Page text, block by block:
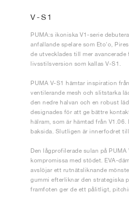
V-S1
PUMA:s ikoniska V1-serie
anfallande spelare som Eto'o,
de utvecklades till mer
livsstilsversion som kallas V-S1.
PUMA V-S1 hämtar inspiration
ventilerande mesh och slitstarka
den nedre halvan och en robust
designades för att ge bättre
hälram, som är hämtad från
baksida. Slutligen är innerfodret
Den lågprofilerade sulan på
kompromissa med stödet. EVA-
avslöjar ett rutnätsliknande
gummi efterliknar den strategiska
framfoten ger de ett pålitligt,